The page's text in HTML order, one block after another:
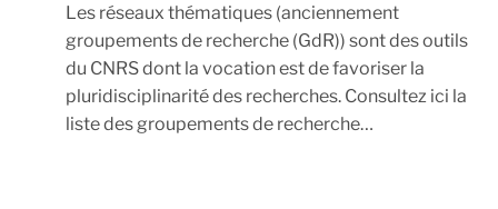
Les réseaux thématiques (anciennement
groupements de recherche (GdR)) sont des outils
du CNRS dont la vocation est de favoriser la
pluridisciplinarité des recherches. Consultez ici la
liste des groupements de recherche…